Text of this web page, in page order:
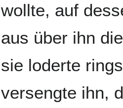
wollte, auf
aus über ihn
sie loderte
versengte ihn,